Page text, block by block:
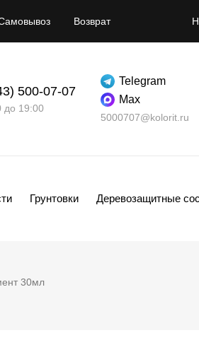
Возврат
500-07-07
до 19:00
Telegram
Max
5000707@kolorit.ru
Грунтовки Деревозащитные
30мл